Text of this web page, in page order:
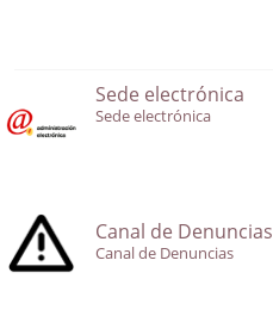
Sede electrónica
Sede electrónica
Canal de Denuncias
Canal de Denuncias